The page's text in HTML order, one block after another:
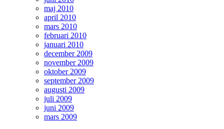
maj 2010
april 2010
mars 2010
februari 2010
januari 2010
december 2009
november 2009
oktober 2009
september 2009
augusti 2009
juli 2009
juni 2009
mars 2009